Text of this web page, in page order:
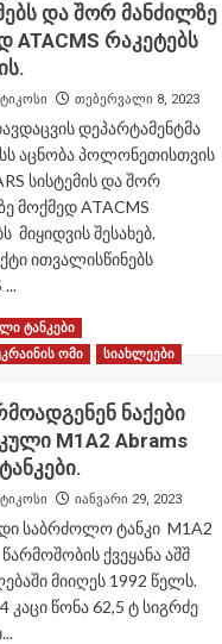
და შორ მანძილზე
ATACMS რაკეტებს
თებერვალი 8, 2023
დეპარტამენტმა
აცნობა პოლონეთისთვის
სისტემის და შორ
მოქმედ ATACMS
მიყიდვის შესახებ.
ითვალისწინებს
...
Read
more
about
პოლონეთს
HIMARS
სისტემებს
და
შორ
მანძილზე
მოქმედ
ATACMS
რაკეტებს
მიყიდის.
ტანკები
ომი
სიახლეები
ნაქები
M1A2 Abrams
იანვარი 29, 2023
საბრძოლო ტანკი M1A2
ქვეყანა აშშ
მიიღეს 1992 წელს.
4 კაცი წონა 62,5 ტ სიგრძე